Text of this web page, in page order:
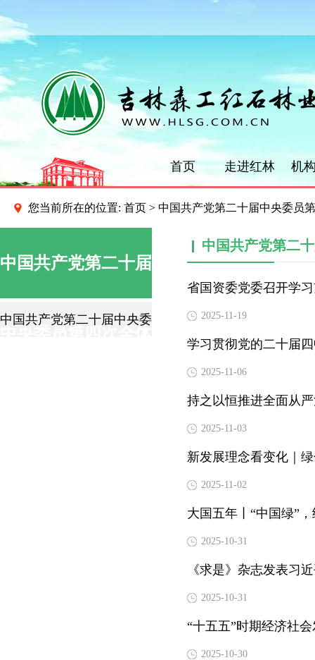
首页 走进红林 机
您当前所在的位置: 首页 > 中国共产党第二十届中央委员
中国共产党第二十届
中国共产党第二十届中央委员第四次全体会议
中国共产党第二
省国资委党委召开学
2025-11-19
学习贯彻党的二十届
2025-11-06
持之以恒推进全面从
2025-11-03
新发展理念看变化｜
2025-11-02
大国五年丨“中国绿”
2025-10-31
《求是》杂志发表习
2025-10-31
“十五五”时期经济社
2025-10-30